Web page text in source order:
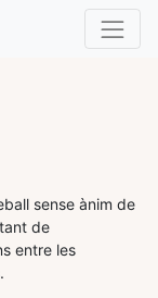
sense ànim de
de
entre les